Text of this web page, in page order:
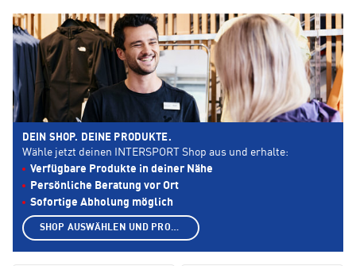
DEIN SHOP. DEINE PRODUKTE.
Wähle jetzt deinen INTERSPORT Shop aus und erhalte:
Verfügbare Produkte in deiner Nähe
Persönliche Beratung vor Ort
Sofortige Abholung möglich
SHOP AUSWÄHLEN UND PRODUKTE ANZEIGEN